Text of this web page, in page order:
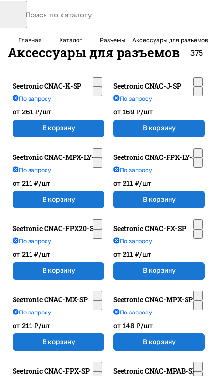
Главная Каталог Разъемы Аксессуары для разъемов
Аксессуары для разъемов 375
Seetronic CNAC-K-SP
По запросу
от 261 ₽/шт
В корзину
Seetronic CNAC-J-SP
По запросу
от 169 ₽/шт
В корзину
Seetronic CNAC-MPX-LY-SP
По запросу
от 211 ₽/шт
В корзину
Seetronic CNAC-FPX-LY-SP
По запросу
от 211 ₽/шт
В корзину
Seetronic CNAC-FPX20-SP
По запросу
от 211 ₽/шт
В корзину
Seetronic CNAC-FX-SP
По запросу
от 211 ₽/шт
В корзину
Seetronic CNAC-MX-SP
По запросу
от 211 ₽/шт
В корзину
Seetronic CNAC-MPX-SP
По запросу
от 148 ₽/шт
В корзину
Seetronic CNAC-FPX-SP Seetronic CNAC-MPAB-SP